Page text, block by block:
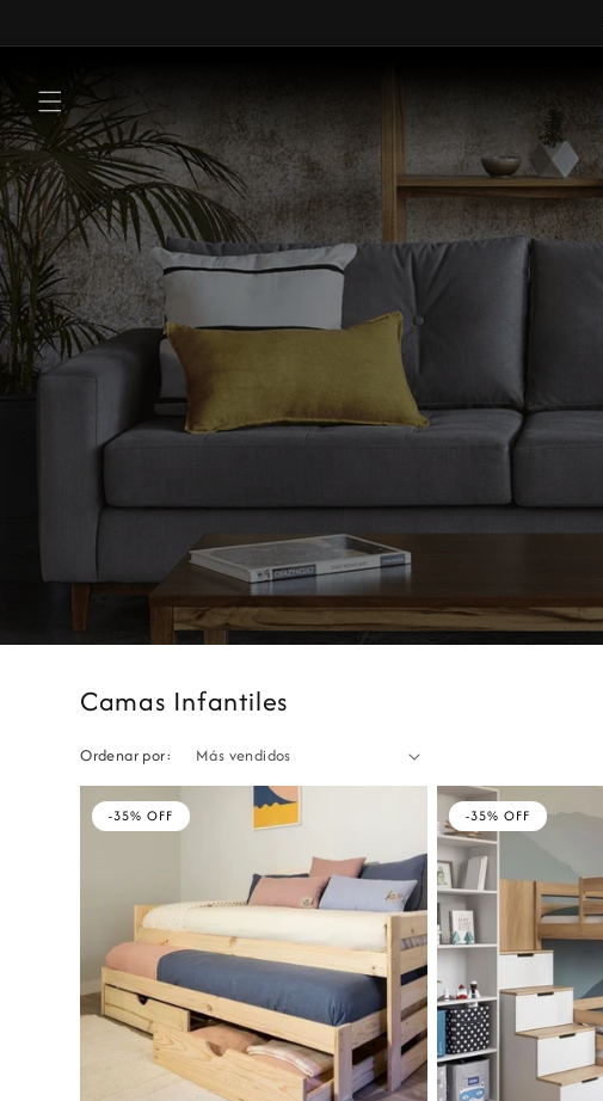
al contenido
Camas Infantiles
Ordenar por:
-35% OFF -35% OFF